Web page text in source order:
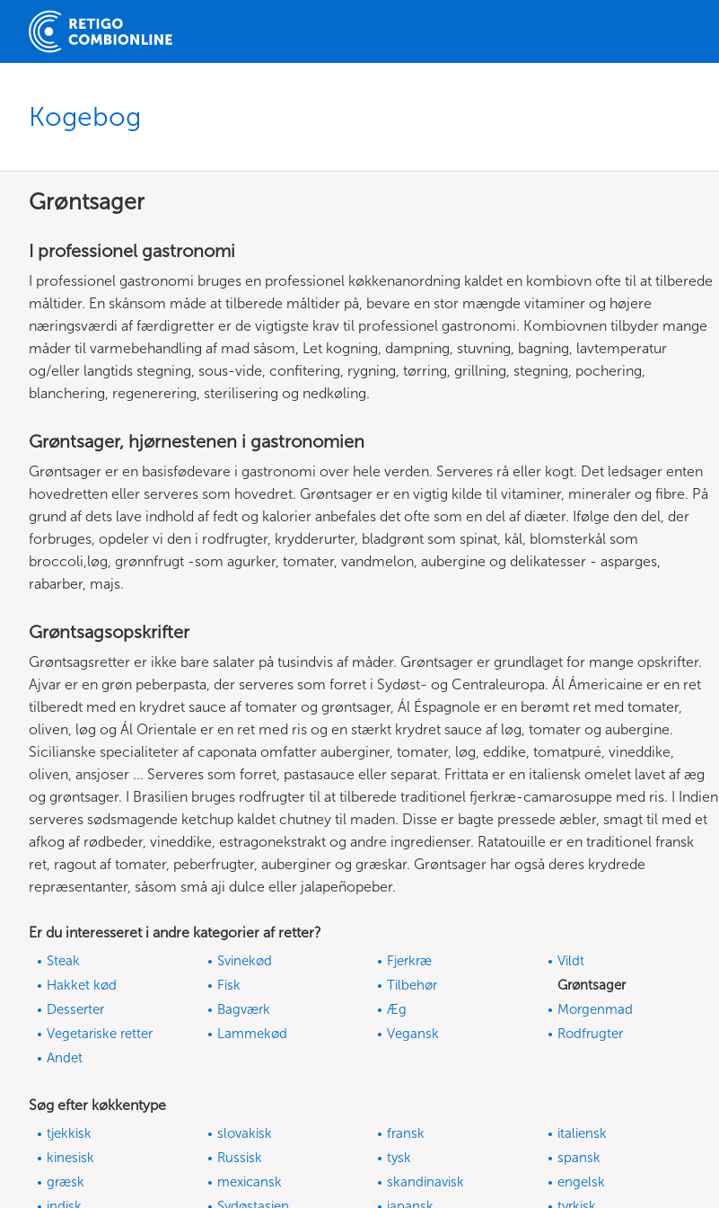
Kogebog
Grøntsager
I professionel gastronomi
I professionel gastronomi bruges en professionel køkkenanordning kaldet en kombiovn ofte til at tilberede
måltider. En skånsom måde at tilberede måltider på, bevare en stor mængde vitaminer og højere
næringsværdi af færdigretter er de vigtigste krav til professionel gastronomi. Kombiovnen tilbyder mange
måder til varmebehandling af mad såsom, Let kogning, dampning, stuvning, bagning, lavtemperatur
og/eller langtids stegning, sous-vide, confitering, rygning, tørring, grillning, stegning, pochering,
blanchering, regenerering, sterilisering og nedkøling.
Grøntsager, hjørnestenen i gastronomien
Grøntsager er en basisfødevare i gastronomi over hele verden. Serveres rå eller kogt. Det ledsager enten
hovedretten eller serveres som hovedret. Grøntsager er en vigtig kilde til vitaminer, mineraler og fibre. På
grund af dets lave indhold af fedt og kalorier anbefales det ofte som en del af diæter. Ifølge den del, der
forbruges, opdeler vi den i rodfrugter, krydderurter, bladgrønt som spinat, kål, blomsterkål som
broccoli,løg, grønnfrugt -som agurker, tomater, vandmelon, aubergine og delikatesser - asparges,
rabarber, majs.
Grøntsagsopskrifter
Grøntsagsretter er ikke bare salater på tusindvis af måder. Grøntsager er grundlaget for mange opskrifter.
Ajvar er en grøn peberpasta, der serveres som forret i Sydøst- og Centraleuropa. Ál Ámericaine er en ret
tilberedt med en krydret sauce af tomater og grøntsager, Ál Éspagnole er en berømt ret med tomater,
oliven, løg og Ál Orientale er en ret med ris og en stærkt krydret sauce af løg, tomater og aubergine.
Sicilianske specialiteter af caponata omfatter auberginer, tomater, løg, eddike, tomatpuré, vineddike,
oliven, ansjoser ... Serveres som forret, pastasauce eller separat. Frittata er en italiensk omelet lavet af æg
og grøntsager. I Brasilien bruges rodfrugter til at tilberede traditionel fjerkræ-camarosuppe med ris. I Indien
serveres sødsmagende ketchup kaldet chutney til maden. Disse er bagte pressede æbler, smagt til med et
afkog af rødbeder, vineddike, estragonekstrakt og andre ingredienser. Ratatouille er en traditionel fransk
ret, ragout af tomater, peberfrugter, auberginer og græskar. Grøntsager har også deres krydrede
repræsentanter, såsom små aji dulce eller jalapeñopeber.
Er du interesseret i andre kategorier af retter?
Steak Svinekød Fjerkræ
Vildt
Hakket kød
Fisk Tilbehør
Grøntsager
Desserter
Bagværk Æg
Morgenmad
Vegetariske retter
Lammekød Vegansk
Rodfrugter
Andet
Søg efter køkkentype
tjekkisk slovakisk fransk
italiensk
kinesisk
Russisk tysk
spansk
græsk
mexicansk skandinavisk
engelsk